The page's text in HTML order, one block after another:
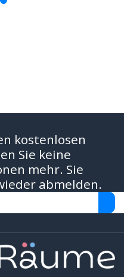
kostenlosen
Sie keine
mehr. Sie
abmelden.